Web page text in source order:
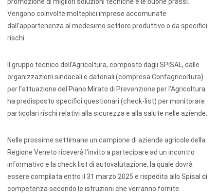
Vengono coinvolte molteplici imprese accomunate
dall’appartenenza al medesimo settore produttivo o da specifici
rischi.
Il gruppo tecnico dell’Agricoltura, composto dagli SPISAL, dalle
organizzazioni sindacali e datoriali (compresa Confagricoltura)
per l’attuazione del Piano Mirato di Prevenzione per l’Agricoltura
ha predisposto specifici questionari (check-list) per monitorare
particolari rischi relativi alla sicurezza e alla salute nelle aziende.
Nelle prossime settimane un campione di aziende agricole della
Regione Veneto riceverà l’invito a partecipare ad un incontro
informativo e la check list di autovalutazione, la quale dovrà
essere compilata entro il 31 marzo 2025 e rispedita allo Spisal di
competenza secondo le istruzioni che verranno fornite.